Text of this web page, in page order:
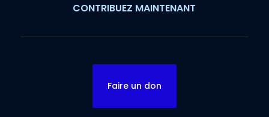
CONTRIBUEZ MAINTENANT
Faire un don